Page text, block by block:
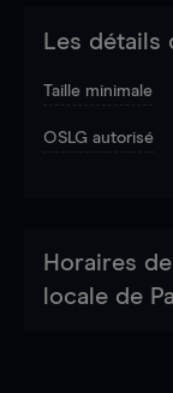
Les détails
Taille minimale
OSLG autorisé
Horaires
locale de